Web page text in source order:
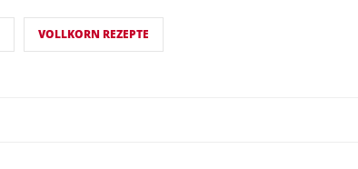
VOLLKORN REZEPTE